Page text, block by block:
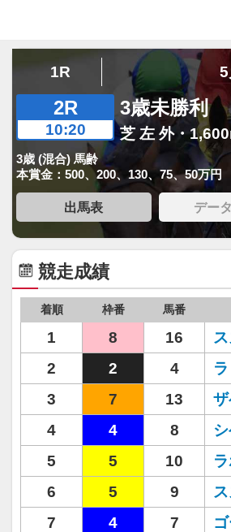
1R 5
2R
10:20
3歳未勝利
芝 左 外・
3歳 (混合) 馬齢
本賞金：500、200、130、75、50万円
出馬表 デー
競走成績
着順 枠番 馬番
1 8 16
2
2 4
3
7 13
4
4 8
5
5 10
6
5 9
7
4 7